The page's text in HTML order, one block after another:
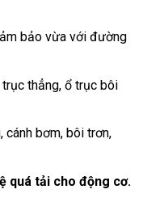
bảo vừa với đường
thẳng, ổ trục bôi
bơm, bôi trơn,
quá tải cho động cơ.